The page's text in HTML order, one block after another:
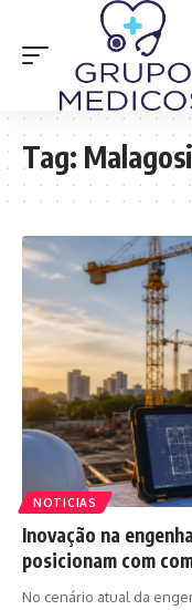
Tag:
NOTICIAS
Inovação na
posicionam com
No cenário atual da